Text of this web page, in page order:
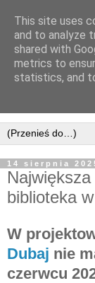
14 sierpnia
biblioteka
W
Dubaj nie
czerwcu
This site uses
and to analyze
shared with
metrics to
statistics, and